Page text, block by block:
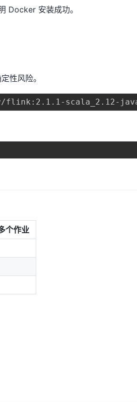
Docker 安装成功。
性风险。
个作业